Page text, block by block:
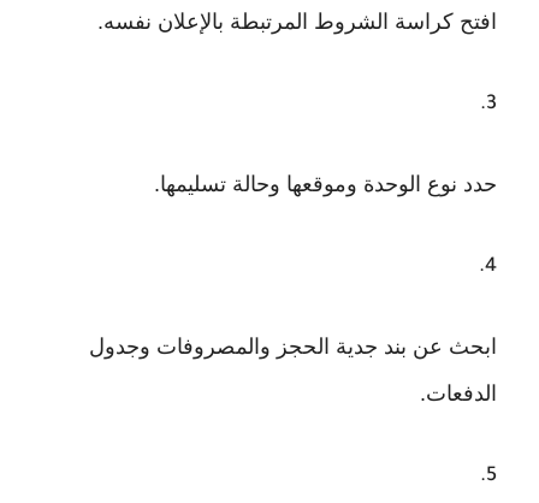
افتح كراسة الشروط المرتبطة بالإعلان نفسه.
حدد نوع الوحدة وموقعها وحالة تسليمها.
ابحث عن بند جدية الحجز والمصروفات وجدول
الدفعات.